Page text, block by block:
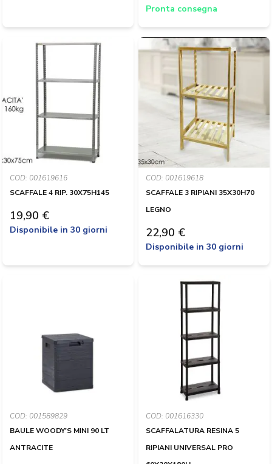
Pronta consegna
COD: 001619616
SCAFFALE 4 RIP. 30X75H145
19,90 €
Disponibile in 30 giorni
COD: 001619618
SCAFFALE 3 RIPIANI 35X30H70
LEGNO
22,90 €
Disponibile in 30 giorni
COD: 001589829
BAULE WOODY'S MINI 90 LT
ANTRACITE
COD: 001616330
SCAFFALATURA RESINA 5
RIPIANI UNIVERSAL PRO